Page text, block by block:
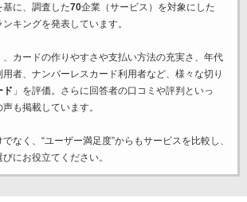
に、調査した70企業（サービス）を対象にした
ンキングを発表しています。
カードの作りやすさや支払い方法の充実さ、年代
者、ナンバーレスカード利用者など、様々な切り
ド 」を評価。さらに回答者の口コミや評判といっ
も掲載しています。
なく、“ユーザー満足度”からもサービスを比較し、
びにお役立てください。